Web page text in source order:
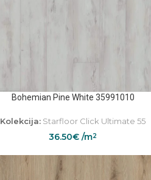
Bohemian Pine White 35991010
Kolekcija: Starfloor Click Ultimate 55
36.50€ /m2